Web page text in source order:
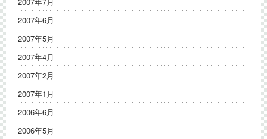
2007年6月
2007年5月
2007年4月
2007年2月
2007年1月
2006年6月
2006年5月